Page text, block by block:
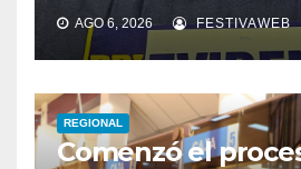
AGO 6, 2026 FESTIVAWEB
REGIONAL
Comenzó el